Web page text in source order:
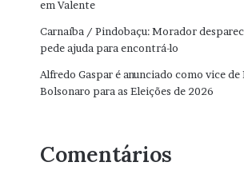
em Valente
Carnaíba / Pindobaçu: Morador
pede ajuda para encontrá-lo
Alfredo Gaspar é anunciado como vice de
Bolsonaro para as Eleições de 2026
Comentários